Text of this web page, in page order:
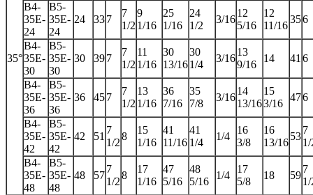
35°
B4-
35E-
24
B5-
35E-
24
24 337
7
1/2
9
1/16
25
1/16
24
1/2
3/16
12
5/16
12
11/16
356
B4-
35E-
30
B5-
35E-
30
30 397
7
1/2
11
1/16
30
13/16
30
1/4
3/16
13
9/16
14 41 6
B4-
35E-
36
B5-
35E-
36
36 457
7
1/2
13
1/16
36
7/16
35
7/8
3/16
14
13/16
15
3/16
476
B4-
35E-
42
B5-
35E-
42
42 51
7
1/2
8
15
1/16
41
11/16
41
1/4
1/4
16
3/8
16
13/16
53
7
1/
B4-
35E-
48
B5-
35E-
48
48 57
7
1/2
8
17
1/16
47
5/16
48
5/16
1/4
17
5/8
18 59
7
1/